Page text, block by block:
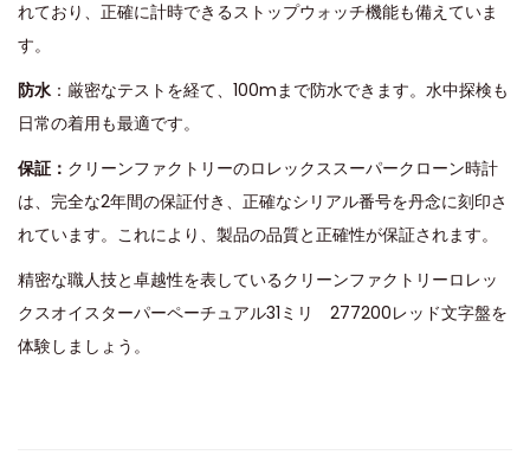
れており、正確に計時できるストップウォッチ機能も備えていま
す。
防水：厳密なテストを経て、100mまで防水できます。水中探検も
日常の着用も最適です。
保証： クリーンファクトリーのロレックススーパークローン時計
は、完全な2年間の保証付き、正確なシリアル番号を丹念に刻印さ
れています。これにより、製品の品質と正確性が保証されます。
精密な職人技と卓越性を表しているクリーンファクトリーロレッ
クスオイスターパーペーチュアル31ミリ 277200レッド文字盤を
体験しましょう。